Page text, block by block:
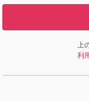
上
利